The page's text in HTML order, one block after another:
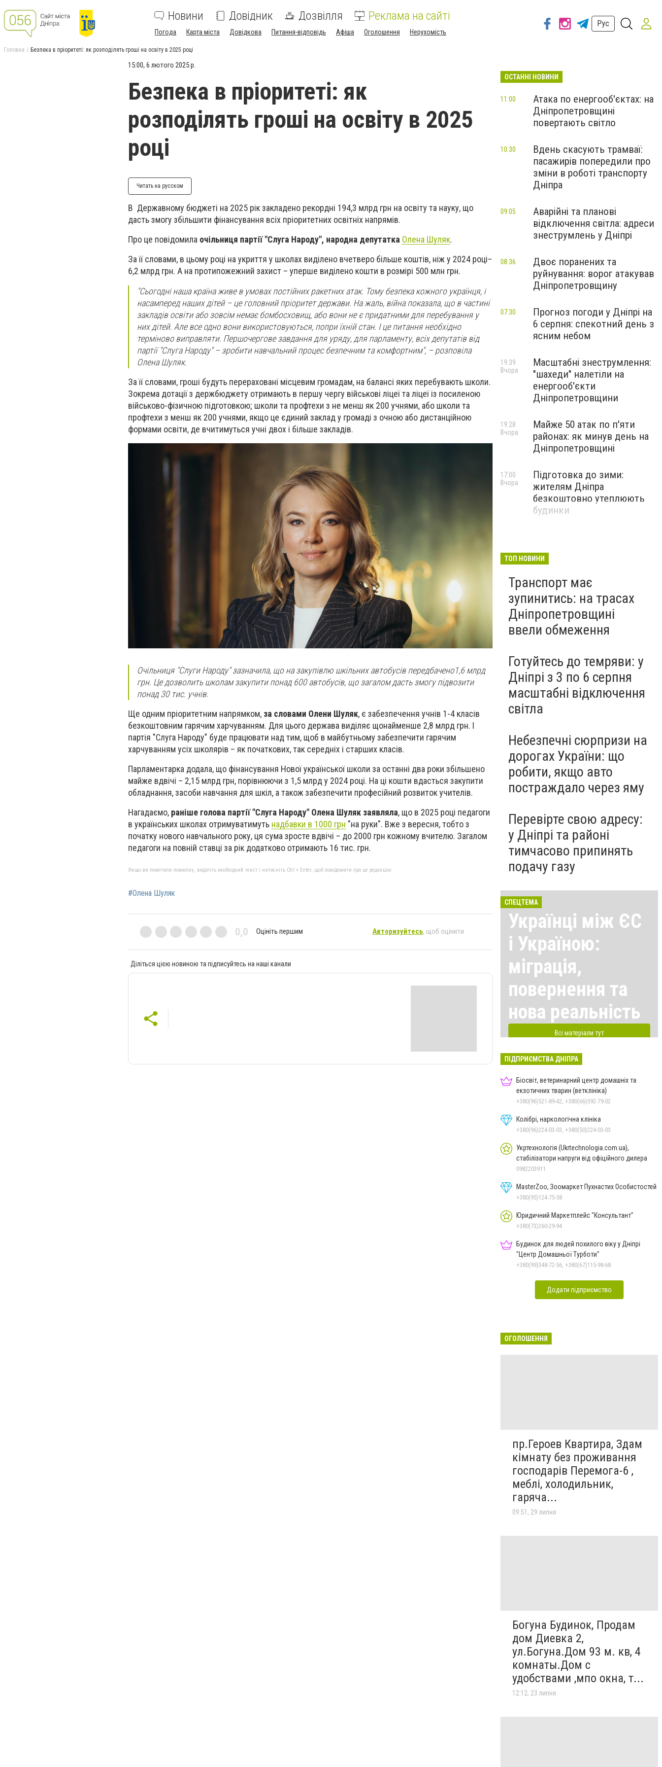
Новини Довідник Дозвілля Реклама на сайті
Погода Карта міста Довідкова Питання-відповідь Афіша Оголошення Нерухомість
Рус
Головна Безпека в пріоритеті: як розподілять гроші на освіту в 2025 році
15:00, 6 лютого 2025 р.
Безпека в пріоритеті: як
розподілять гроші на освіту в 2025
році
Читать на русском
В Державному бюджеті на 2025 рік закладено рекордні 194,3 млрд грн на освіту та науку, що
дасть змогу збільшити фінансування всіх пріоритетних освітніх напрямів.
Про це повідомила очільниця партії "Слуга Народу", народна депутатка Олена Шуляк.
За її словами, в цьому році на укриття у школах виділено вчетверо більше коштів, ніж у 2024 році–
6,2 млрд грн. А на протипожежний захист – уперше виділено кошти в розмірі 500 млн грн.
"Сьогодні наша країна живе в умовах постійних ракетних атак. Тому безпека кожного українця, і
насамперед наших дітей –це головний пріоритет держави. На жаль, війна показала, що в частині
закладів освіти або зовсім немає бомбосховищ, або вони не є придатними для перебування у
них дітей. Але все одно вони використовуються, попри їхній стан. І це питання необхідно
терміново виправляти. Першочергове завдання для уряду, для парламенту, всіх депутатів від
партії "Слуга Народу" – зробити навчальний процес безпечним та комфортним", – розповіла
Олена Шуляк.
За її словами, гроші будуть перераховані місцевим громадам, на балансі яких перебувають школи.
Зокрема дотації з держбюджету отримають в першу чергу військові ліцеї та ліцеї із посиленою
військово-фізичною підготовкою; школи та профтехи з не менш як 200 учнями, або школи та
профтехи з менш як 200 учнями, якщо це єдиний заклад у громаді з очною або дистанційною
формами освіти, де вчитимуться учні двох і більше закладів.
Очільниця "Слуги Народу" зазначила, що на закупівлю шкільних автобусів передбачено1,6 млрд
грн. Це дозволить школам закупити понад 600 автобусів, що загалом дасть змогу підвозити
понад 30 тис. учнів.
Ще одним пріоритетним напрямком, за словами Олени Шуляк, є забезпечення учнів 1-4 класів
безкоштовним гарячим харчуванням. Для цього держава виділяє щонайменше 2,8 млрд грн. І
партія "Слуга Народу" буде працювати над тим, щоб в майбутньому забезпечити гарячим
харчуванням усіх школярів – як початкових, так середніх і старших класів.
Парламентарка додала, що фінансування Нової української школи за останні два роки збільшено
майже вдвічі – 2,15 млрд грн, порівнюючи з 1,5 млрд у 2024 році. На ці кошти вдасться закупити
обладнання, засоби навчання для шкіл, а також забезпечити професійний розвиток учителів.
Нагадаємо, раніше голова партії "Слуга Народу" Олена Шуляк заявляла, що в 2025 році педагоги
в українських школах отримуватимуть надбавки в 1000 грн "на руки". Вже з вересня, тобто з
початку нового навчального року, ця сума зросте вдвічі – до 2000 грн кожному вчителю. Загалом
педагоги на повній ставці за рік додатково отримають 16 тис. грн.
Якщо ви помітили помилку, виділіть необхідний текст і натисніть Ctrl + Enter, щоб повідомити про це редакцію
#Олена Шуляк
0,0 Оцініть першим Авторизуйтесь, щоб оцінити
Діліться цією новиною та підписуйтесь на наші канали
ОСТАННІ НОВИНИ
Атака по енергооб'єктах: на
Дніпропетровщині
повертають світло
11:00
Вдень скасують трамваї:
пасажирів попередили про
зміни в роботі транспорту
Дніпра
10:30
Аварійні та планові
відключення світла: адреси
знеструмлень у Дніпрі
09:05
Двоє поранених та
руйнування: ворог атакував
Дніпропетровщину
08:36
Прогноз погоди у Дніпрі на
6 серпня: спекотний день з
ясним небом
07:30
Масштабні знеструмлення:
"шахеди" налетіли на
енергооб'єкти
Дніпропетровщини
19:39
Вчора
Майже 50 атак по п'яти
районах: як минув день на
Дніпропетровщині
19:28
Вчора
Підготовка до зими:
жителям Дніпра
безкоштовно утеплюють
будинки
17:00
Вчора
ТОП НОВИНИ
Транспорт має
зупинитись: на трасах
Дніпропетровщині
ввели обмеження
Готуйтесь до темряви: у
Дніпрі з 3 по 6 серпня
масштабні відключення
світла
Небезпечні сюрпризи на
дорогах України: що
робити, якщо авто
постраждало через яму
Перевірте свою адресу:
у Дніпрі та районі
тимчасово припинять
подачу газу
СПЕЦТЕМА
Українці між ЄС
і Україною:
міграція,
повернення та
нова реальність
Всі матеріали тут
ПІДПРИЄМСТВА ДНІПРА
Біосвіт, ветеринарний центр домашніх та
екзотичних тварин (ветклініка)
+380(96)521-89-42, +380(66)592-79-02
Колібрі, наркологічна клініка
+380(96)224-03-03, +380(50)224-03-03
Укртехнологія (Ukrtechnologia.com.ua),
стабілізатори напруги від офіційного дилера
0982203911
MasterZoo, Зоомаркет Пухнастих Особистостей
+380(95)124-75-58
Юридичний Маркетплейс "Консультант"
+380(73)260-29-94
Будинок для людей похилого віку у Дніпрі
"Центр Домашньої Турботи"
+380(99)348-72-56, +380(67)115-98-68
Додати підприємство
ОГОЛОШЕННЯ
пр.Героев Квартира, Здам
кімнату без проживання
господарів Перемога-6 ,
меблі, холодильник,
гаряча...
09:51, 29 липня
Богуна Будинок, Продам
дом Диевка 2,
ул.Богуна.Дом 93 м. кв, 4
комнаты.Дом с
удобствами ,мпо окна, т...
12:12, 23 липня